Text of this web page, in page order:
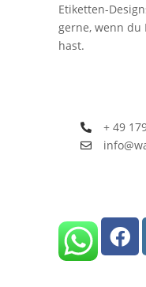
Etiketten-
gerne, wenn du
hast.
+ 49